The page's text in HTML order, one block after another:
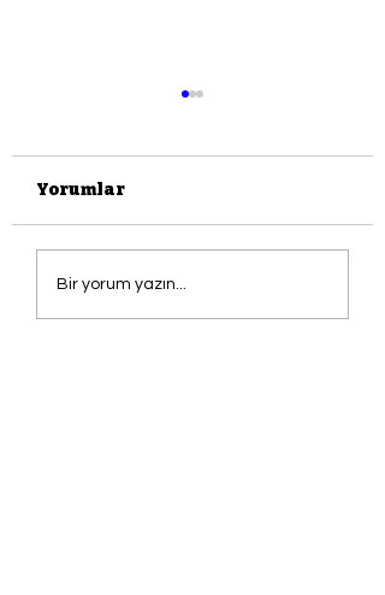
YAZARLAR
Yorumlar
Bir yorum yazın...